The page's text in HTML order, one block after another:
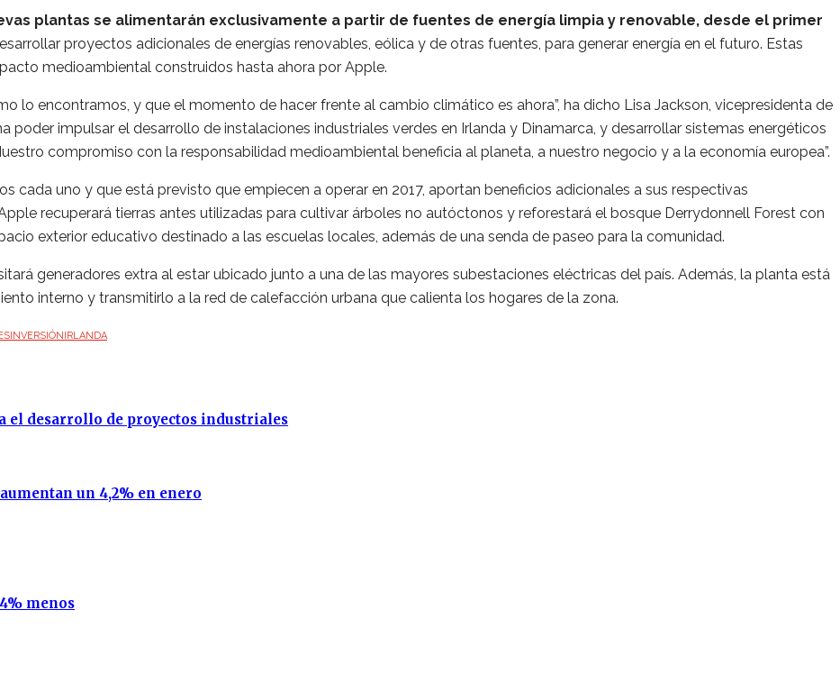
plantas se alimentarán exclusivamente a partir de fuentes de energía limpia y renovable, desde el primer
proyectos adicionales de energías renovables, eólica y de otras fuentes, para generar energía en el futuro. Estas
medioambiental construidos hasta ahora por Apple.
lo encontramos, y que el momento de hacer frente al cambio climático es ahora”, ha dicho Lisa Jackson, vicepresidenta de
poder impulsar el desarrollo de instalaciones industriales verdes en Irlanda y Dinamarca, y desarrollar sistemas energéticos
compromiso con la responsabilidad medioambiental beneficia al planeta, a nuestro negocio y a la economía europea”.
cada uno y que está previsto que empiecen a operar en 2017, aportan beneficios adicionales a sus respectivas
recuperará tierras antes utilizadas para cultivar árboles no autóctonos y reforestará el bosque Derrydonnell Forest con
exterior educativo destinado a las escuelas locales, además de una senda de paseo para la comunidad.
generadores extra al estar ubicado junto a una de las mayores subestaciones eléctricas del país. Además, la planta está
interno y transmitirlo a la red de calefacción urbana que calienta los hogares de la zona.
INVERSIÓN IRLANDA
el desarrollo de proyectos industriales
un 4,2% en enero
menos